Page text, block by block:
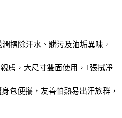
潤擦除汗水、髒污及油垢異味，
膚，大尺寸雙面使用，1張拭淨
包便攜，友善怕熱易出汗族群，